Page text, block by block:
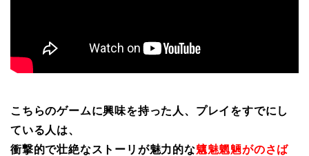
こちらのゲームに興味を持った人、プレイをすでにし
ている人は、
衝撃的で壮絶なストーリが魅力的な魑魅魍魎がのさば